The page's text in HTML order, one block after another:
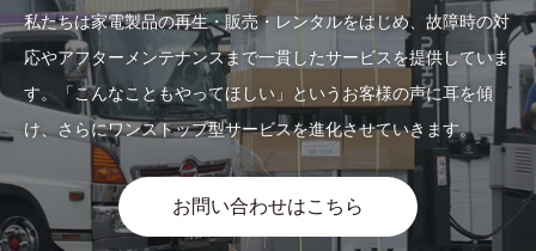
私たちは家電製品の再生・販売・レンタルをはじめ、故障時の対
応やアフターメンテナンスまで一貫したサービスを提供していま
す。「こんなこともやってほしい」というお客様の声に耳を傾
け、さらにワンストップ型サービスを進化させていきます。
お問い合わせはこちら